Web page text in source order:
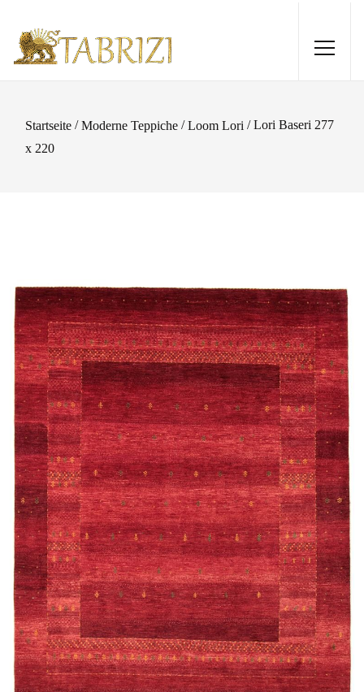
Startseite /Moderne Teppiche /Loom Lori / Lori Baseri 277
x 220
715,00€ + HINZUFÜGEN